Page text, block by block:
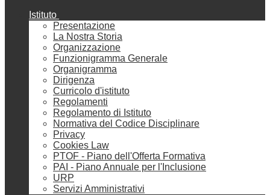
Istituto
Presentazione
La Nostra Storia
Organizzazione
Funzionigramma Generale
Organigramma
Dirigenza
Curricolo d'istituto
Regolamenti
Regolamento di Istituto
Normativa del Codice Disciplinare
Privacy
Cookies Law
PTOF - Piano dell'Offerta Formativa
PAI - Piano Annuale per l'Inclusione
URP
Servizi Amministrativi